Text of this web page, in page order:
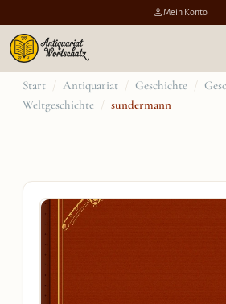
Mein Konto
Zum
Inhalt
Start / Antiquariat / Geschichte /
Weltgeschichte / sundermann